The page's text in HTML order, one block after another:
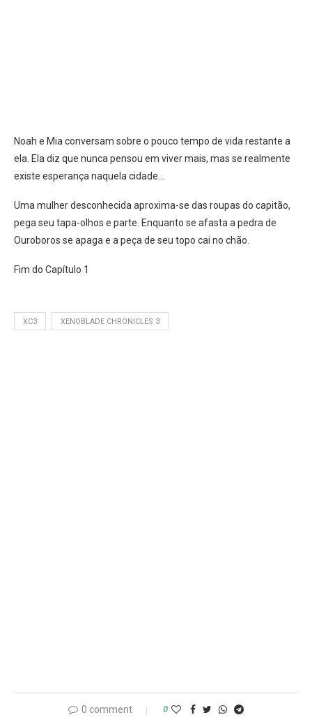
Noah e Mia conversam sobre o pouco tempo de vida restante a
ela. Ela diz que nunca pensou em viver mais, mas se realmente
existe esperança naquela cidade…
Uma mulher desconhecida aproxima-se das roupas do capitão,
pega seu tapa-olhos e parte. Enquanto se afasta a pedra de
Ouroboros se apaga e a peça de seu topo cai no chão.
Fim do Capítulo 1
XC3 XENOBLADE CHRONICLES 3
0 comment 0